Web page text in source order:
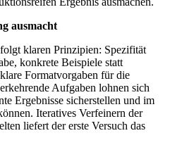
ausmacht
klaren Prinzipien: Spezifität
konkrete Beispiele statt
Formatvorgaben für die
Aufgaben lohnen sich
Ergebnisse sicherstellen und im
Iteratives Verfeinern der
liefert der erste Versuch das